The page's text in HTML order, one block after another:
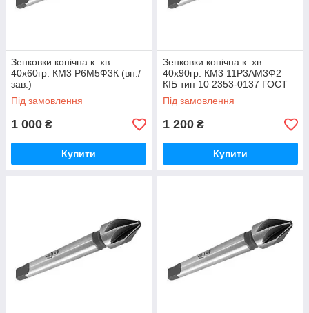
Зенковки конічна к. хв.
40х60гр. КМ3 Р6М5Ф3К (вн./
зав.)
Під замовлення
1 000 ₴
Купити
Зенковки конічна к. хв.
40х90гр. КМ3 11Р3АМ3Ф2
КІБ тип 10 2353-0137 ГОСТ
14953-80 (ВІЗ)
Під замовлення
1 200 ₴
Купити